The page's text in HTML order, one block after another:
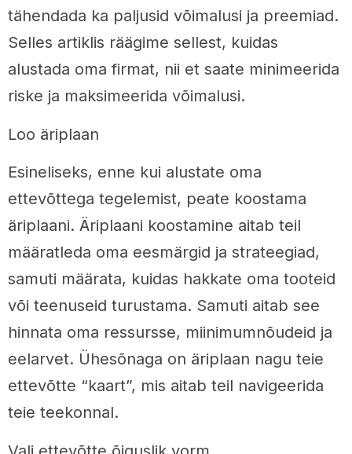
tähendada ka paljusid võimalusi ja preemiad.
Selles artiklis räägime sellest, kuidas
alustada oma firmat, nii et saate minimeerida
riske ja maksimeerida võimalusi.
Loo äriplaan
Esineliseks, enne kui alustate oma
ettevõttega tegelemist, peate koostama
äriplaani. Äriplaani koostamine aitab teil
määratleda oma eesmärgid ja strateegiad,
samuti määrata, kuidas hakkate oma tooteid
või teenuseid turustama. Samuti aitab see
hinnata oma ressursse, miinimumnõudeid ja
eelarvet. Ühesõnaga on äriplaan nagu teie
ettevõtte “kaart”, mis aitab teil navigeerida
teie teekonnal.